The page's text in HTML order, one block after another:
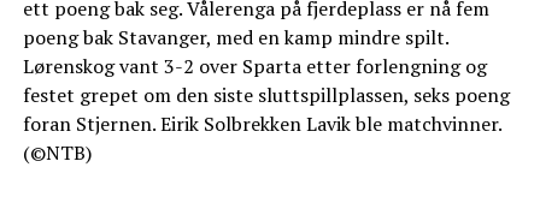
ett poeng bak seg. Vålerenga på fjerdeplass er nå fem
poeng bak Stavanger, med en kamp mindre spilt.
Lørenskog vant 3-2 over Sparta etter forlengning og
festet grepet om den siste sluttspillplassen, seks poeng
foran Stjernen. Eirik Solbrekken Lavik ble matchvinner.
(©NTB)